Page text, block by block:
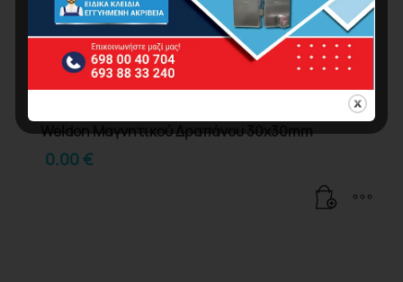
Weldon Μαγνητικού Δραπάνου 30x30mm
0.00€